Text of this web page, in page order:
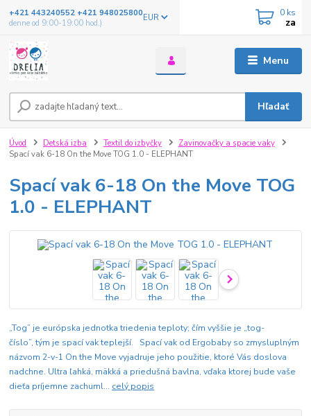
Menu
EUR
Hľadať
+421 443240552 +421 948025800
denne od 9:00-19:00 hod.)
0 ks
za
Úvod Detská izba Textil do izbyčky
Zavinovačky a spacie vaky
Spací vak 6-18 On the Move TOG 1.0 - ELEPHANT
Spací vak 6-18 On the Move TOG
1.0 - ELEPHANT
„Tog” je európska jednotka triedenia teploty; čím vyššie je „tog-
číslo”, tým je spací vak teplejší. Spací vak od Ergobaby so zmysluplným
názvom 2-v-1 On the Move vyjadruje jeho použitie, ktoré Vás doslova
nadchne. Ultra ľahká, mäkká a priedušná bavlna, vďaka ktorej bude vaše
dieťa príjemne zachuml... celý popis